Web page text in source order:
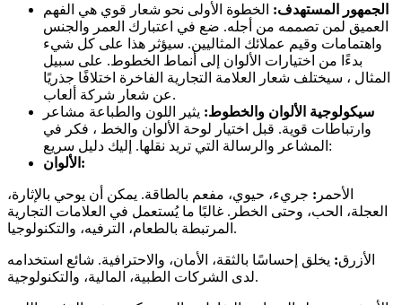
الجمهور المستهدف: الخطوة الأولى نحو شعار قوي هي الفهم
العميق لمن تصممه من أجله. ضع في اعتبارك العمر والجنس
واهتمامات وقيم عملائك المثاليين. سيؤثر هذا على كل شيء
بدءًا من اختيارات الألوان إلى أنماط الخطوط. على سبيل
المثال ، سيختلف شعار العلامة التجارية الفاخرة اختلافًا جذريًا
عن شعار شركة ألعاب.
سيكولوجية الألوان والخطوط: يثير اللون والطباعة مشاعر
وارتباطات قوية. قبل اختيار لوحة الألوان والخط ، فكر في
المشاعر والرسالة التي تريد نقلها. إليك دليل سريع:
الألوان:
الأحمر : جريء، حيوي، مفعم بالطاقة. يمكن أن يوحي بالإثارة،
العجلة، الحب، وحتى الخطر. غالبًا ما يُستعمل في العلامات التجارية
المرتبطة بالطعام، الترفيه، والتكنولوجيا.
الأزرق: يخلق إحساسًا بالثقة، الأمان، والاحترافية. شائع استخدامه
لدى الشركات الطبية، المالية، والتكنولوجية.